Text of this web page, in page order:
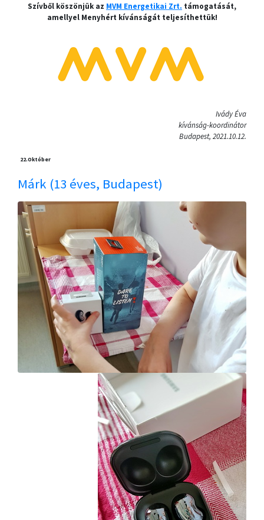
Szívből köszönjük az MVM Energetikai Zrt. támogatását,
amellyel Menyhért kívánságát teljesíthettük!
Ivády Éva
kívánság-koordinátor
Budapest, 2021.10.12.
22.Október
Márk (13 éves, Budapest)